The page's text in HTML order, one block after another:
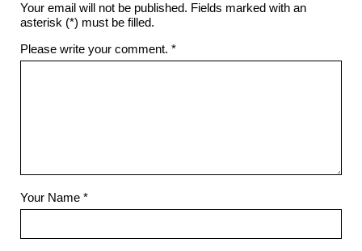
Your email will not be published. Fields marked with an
asterisk (*) must be filled.
Please write your comment. *
Your Name *